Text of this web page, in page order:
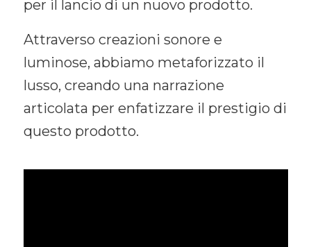
per il lancio di un nuovo prodotto.
Attraverso creazioni sonore e
luminose, abbiamo metaforizzato il
lusso, creando una narrazione
articolata per enfatizzare il prestigio di
questo prodotto.